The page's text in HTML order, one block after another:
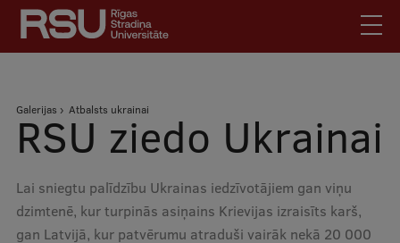
Pārlekt
galveno
saturu
Latviski
Meklēt Mobile
augšējā
izvēlne
Skolēniem
Studentiem
Absolventiem
Atpakaļceļš
Galerijas Atbalsts ukrainai
RSU ziedo Ukrainai
Lai sniegtu palīdzību Ukrainas iedzīvotājiem gan viņu
dzimtenē, kur turpinās asiņains Krievijas izraisīts karš,
gan Latvijā, kur patvērumu atraduši vairāk nekā 20 000